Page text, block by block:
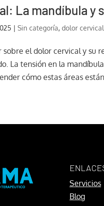
La mandíbula y
|Sin categoría,dolor cervical
sobre el dolor cervical y su
La tensión en la
cómo estas áreas
Servicios
Blog